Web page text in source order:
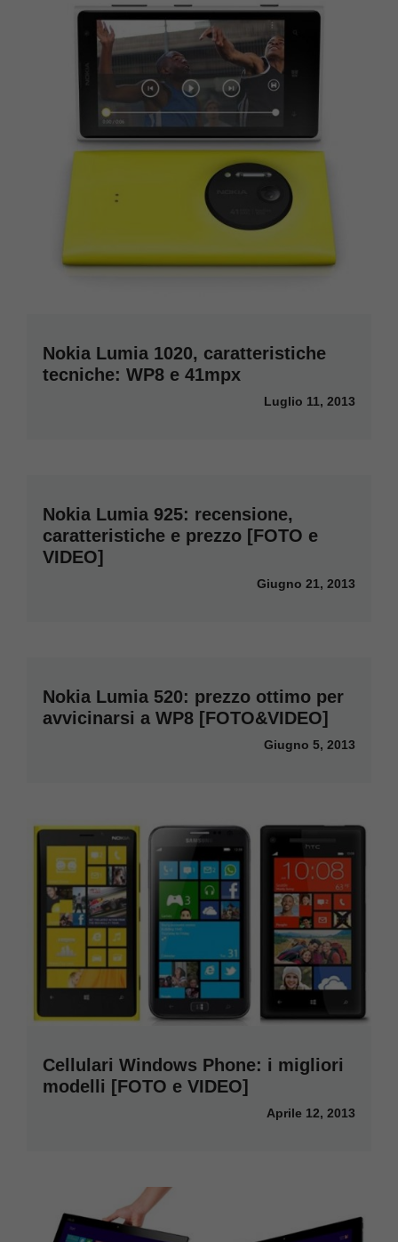
Nokia Lumia 1020, caratteristiche
tecniche: WP8 e 41mpx
Luglio 11, 2013
Nokia Lumia 925: recensione,
caratteristiche e prezzo [FOTO e
VIDEO]
Giugno 21, 2013
Nokia Lumia 520: prezzo ottimo per
avvicinarsi a WP8 [FOTO&VIDEO]
Giugno 5, 2013
Cellulari Windows Phone: i migliori
modelli [FOTO e VIDEO]
Aprile 12, 2013